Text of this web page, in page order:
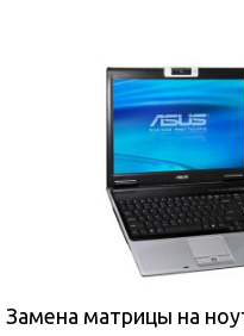
Замена матрицы на